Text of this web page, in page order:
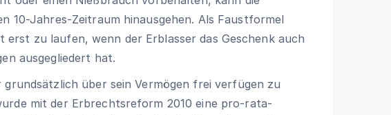
10-Jahres-Zeitraum hinausgehen. Als Faustformel
erst zu laufen, wenn der Erblasser das Geschenk auch
ausgegliedert hat.
grundsätzlich über sein Vermögen frei verfügen zu
mit der Erbrechtsreform 2010 eine pro-rata-